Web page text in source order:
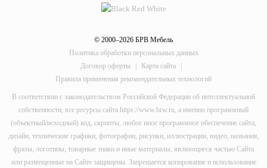
© 2000–2026 БРВ Мебель
Политика обработки персональных данных
Договор оферты
| Карта сайта
|
Правила применения рекомендательных технологий
В соответствии с законодательством Российской Федерации об интеллектуальной
собственности, все ресурсы сайта https://www.brw.ru, а именно программный
(объектный/исходный) код, скрипты, любое иное программное обеспечение сайта,
дизайн, технические графики, фотографии, рисунки, иллюстрации, видео, названия,
фразы, логотипы, товарные знаки и иные материалы, являющиеся частью Сайта
или размещенные на Сайте защищены. Запрещается копирование и использование